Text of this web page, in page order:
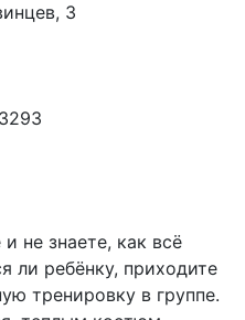
3
не знаете, как всё
ли ребёнку, приходите
тренировку в группе.